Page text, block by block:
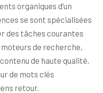
organiques d’un
se sont spécialisées
des tâches courantes
de recherche,
de haute qualité,
de mots clés
retour.